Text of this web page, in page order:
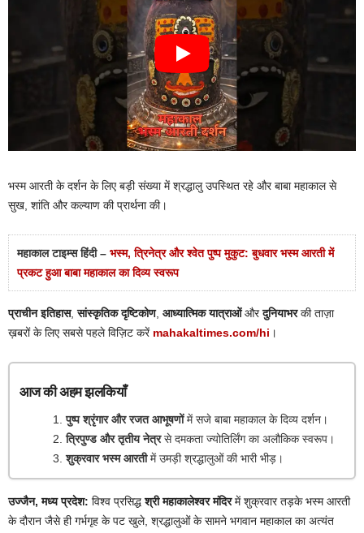
भस्म आरती के दर्शन के लिए बड़ी संख्या में श्रद्धालु उपस्थित रहे और बाबा महाकाल से
सुख, शांति और कल्याण की प्रार्थना की।
महाकाल टाइम्स हिंदी – भस्म, त्रिनेत्र और श्वेत पुष्प मुकुट: बुधवार भस्म आरती में
प्रकट हुआ बाबा महाकाल का दिव्य स्वरूप
प्राचीन इतिहास,सांस्कृतिक दृष्टिकोण, आध्यात्मिक यात्राओंऔरदुनियाभरकी ताज़ा
ख़बरों के लिए सबसे पहले विज़िट करें mahakaltimes.com/hi ।
आज की अहम झलकियाँ
पुष्प श्रृंगार और रजत आभूषणोंमें सजे बाबा महाकाल के दिव्य दर्शन।
त्रिपुण्ड और तृतीय नेत्रसे दमकता ज्योतिर्लिंग का अलौकिक स्वरूप।
शुक्रवार भस्म आरतीमें उमड़ी श्रद्धालुओं की भारी भीड़।
उज्जैन, मध्य प्रदेश: विश्व प्रसिद्धश्री महाकालेश्वर मंदिरमें शुक्रवार तड़के भस्म आरती
के दौरान जैसे ही गर्भगृह के पट खुले, श्रद्धालुओं के सामने भगवान महाकाल का अत्यंत